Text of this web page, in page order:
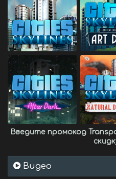
Введите промокод
Видео